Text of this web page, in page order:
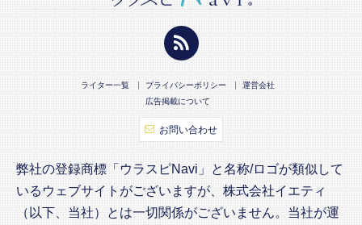
ライター一覧 プライバシーポリシー
運営会社
広告掲載について
お問い合わせ
弊社の登録商標「ウラスピNavi」と名称/ロゴが類似して
いるウェブサイトがございますが、株式会社イエティ
（以下、当社）とは一切関係がございません。当社が運